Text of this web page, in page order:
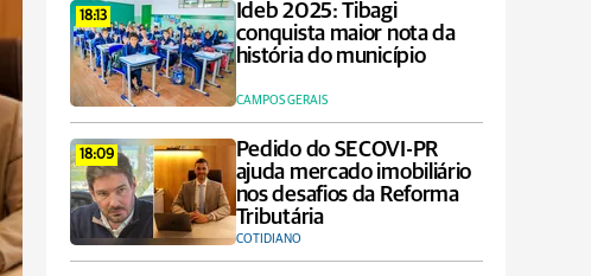
18:13
Ideb 2025: Tibagi
conquista maior nota da
história do município
CAMPOS GERAIS
18:09
Pedido do SECOVI-PR
ajuda mercado imobiliário
nos desafios da Reforma
Tributária
COTIDIANO